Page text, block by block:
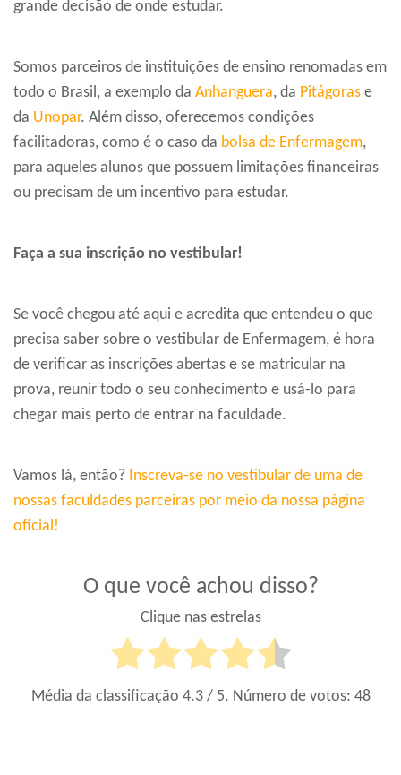
grande decisão de onde estudar.
Somos parceiros de instituições de ensino renomadas em
todo o Brasil, a exemplo da Anhanguera, da Pitágoras e
da Unopar. Além disso, oferecemos condições
facilitadoras, como é o caso da bolsa de Enfermagem,
para aqueles alunos que possuem limitações financeiras
ou precisam de um incentivo para estudar.
Faça a sua inscrição no vestibular!
Se você chegou até aqui e acredita que entendeu o que
precisa saber sobre o vestibular de Enfermagem, é hora
de verificar as inscrições abertas e se matricular na
prova, reunir todo o seu conhecimento e usá-lo para
chegar mais perto de entrar na faculdade.
Vamos lá, então? Inscreva-se no vestibular de uma de
nossas faculdades parceiras por meio da nossa página
oficial!
O que você achou disso?
Clique nas estrelas
Média da classificação 4.3/ 5. Número de votos: 48